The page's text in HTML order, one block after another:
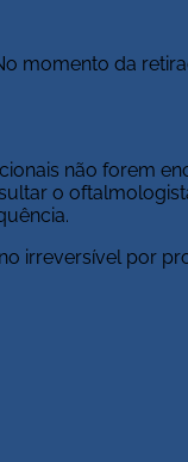
momento da
não forem
o
irreversível por